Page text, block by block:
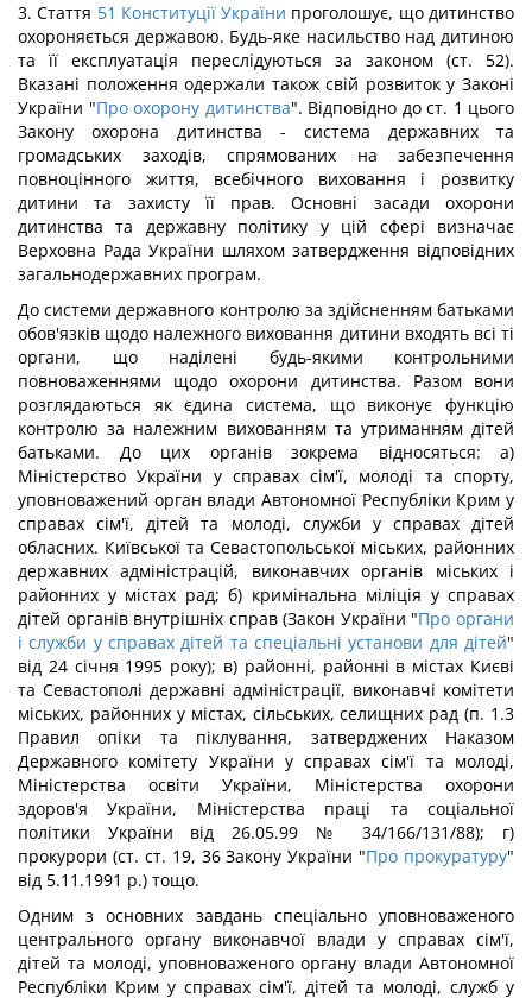
3. Стаття 51 Конституції України проголошує, що дитинство
охороняється державою. Будь-яке насильство над дитиною
та її експлуатація переслідуються за законом (ст. 52).
Вказані положення одержали також свій розвиток у Законі
України "Про охорону дитинства". Відповідно до ст. 1 цього
Закону охорона дитинства - система державних та
громадських заходів, спрямованих на забезпечення
повноцінного життя, всебічного виховання і розвитку
дитини та захисту її прав. Основні засади охорони
дитинства та державну політику у цій сфері визначає
Верховна Рада України шляхом затвердження відповідних
загальнодержавних програм.
До системи державного контролю за здійсненням батьками
обов'язків щодо належного виховання дитини входять всі ті
органи, що наділені будь-якими контрольними
повноваженнями щодо охорони дитинства. Разом вони
розглядаються як єдина система, що виконує функцію
контролю за належним вихованням та утриманням дітей
батьками. До цих органів зокрема відносяться: а)
Міністерство України у справах сім'ї, молоді та спорту,
уповноважений орган влади Автономної Республіки Крим у
справах сім'ї, дітей та молоді, служби у справах дітей
обласних. Київської та Севастопольської міських, районних
державних адміністрацій, виконавчих органів міських і
районних у містах рад; б) кримінальна міліція у справах
дітей органів внутрішніх справ (Закон України "Про органи
і служби у справах дітей та спеціальні установи для дітей"
від 24 січня 1995 року); в) районні, районні в містах Києві
та Севастополі державні адміністрації, виконавчі комітети
міських, районних у містах, сільських, селищних рад (п. 1.3
Правил опіки та піклування, затверджених Наказом
Державного комітету України у справах сім'ї та молоді,
Міністерства освіти України, Міністерства охорони
здоров'я України, Міністерства праці та соціальної
політики України від 26.05.99 № 34/166/131/88); г)
прокурори (ст. ст. 19, 36 Закону України "Про прокуратуру"
від 5.11.1991 р.) тощо.
Одним з основних завдань спеціально уповноваженого
центрального органу виконавчої влади у справах сім'ї,
дітей та молоді, уповноваженого органу влади Автономної
Республіки Крим у справах сім'ї, дітей та молоді, служб у